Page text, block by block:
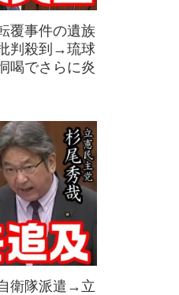
覆事件の遺族
判殺到→琉球
喝でさらに炎
衛隊派遣→立